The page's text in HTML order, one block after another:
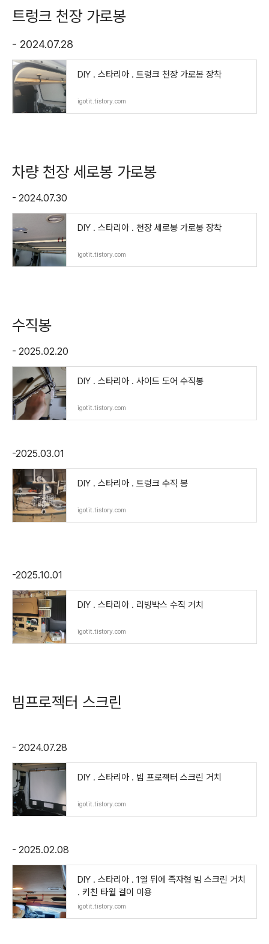
트렁크 천장 가로봉
- 2024.07.28
DIY . 스타리아 . 트렁크 천장 가로봉 장착
igotit.tistory.com
차량 천장 세로봉 가로봉
- 2024.07.30
DIY . 스타리아 . 천장 세로봉 가로봉 장착
igotit.tistory.com
수직봉
- 2025.02.20
DIY . 스타리아 . 사이드 도어 수직봉
igotit.tistory.com
-2025.03.01
DIY . 스타리아 . 트렁크 수직 봉
igotit.tistory.com
-2025.10.01
DIY . 스타리아 . 리빙박스 수직 거치
igotit.tistory.com
빔프로젝터 스크린
- 2024.07.28
DIY . 스타리아 . 빔 프로젝터 스크린 거치
igotit.tistory.com
- 2025.02.08
DIY . 스타리아 . 1열 뒤에 족자형 빔 스크린 거치
. 키친 타월 걸이 이용
igotit.tistory.com